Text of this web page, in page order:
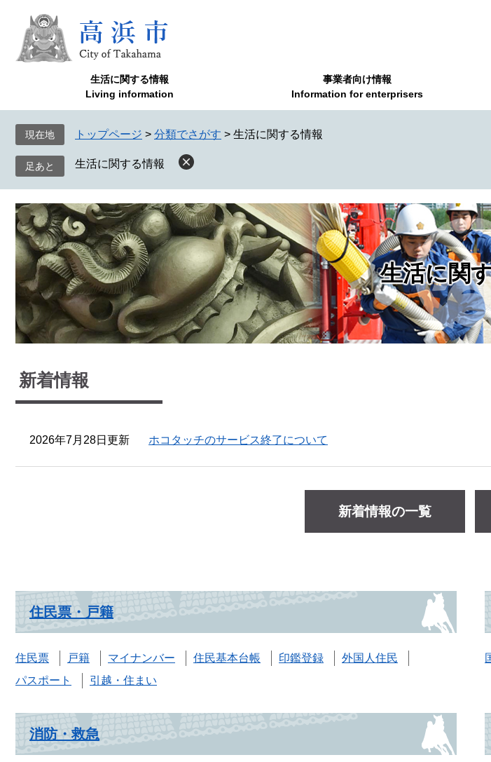
で
ば
へ
生活に関する情報
Living information
事業者向け情報
Information for enterprisers
現在地 トップページ > 分類でさがす > 生活に関する情報
生活に関する情報
本
文
生活に関
新着情報
2026年7月28日更新 ホコタッチのサービス終了について
新着情報の一覧
住民票・戸籍
住民票 戸籍 マイナンバー 住民基本台帳 印鑑登録
外国人住民
パスポート
引越・住まい
消防・救急